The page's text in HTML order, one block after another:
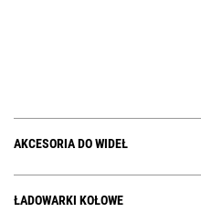
AKCESORIA DO WIDEŁ
ŁADOWARKI KOŁOWE